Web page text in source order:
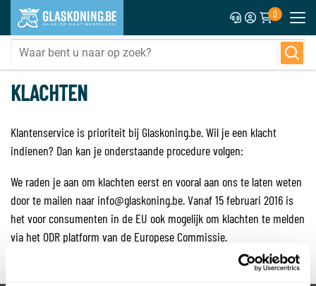
0
KLACHTEN
Klantenservice is prioriteit bij Glaskoning.be. Wil je een klacht
indienen? Dan kan je onderstaande procedure volgen:
We raden je aan om klachten eerst en vooral aan ons te laten weten
door te mailen naar info@glaskoning.be. Vanaf 15 februari 2016 is
het voor consumenten in de EU ook mogelijk om klachten te melden
via het ODR platform van de Europese Commissie.